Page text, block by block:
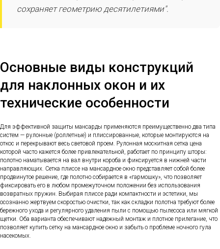
сохраняет геометрию десятилетиями".
Основные виды конструкций
для наклонных окон и их
технические особенности
Для эффективной защиты мансарды применяются преимущественно два типа
систем — рулонные (роллетные) и плиссированные, которые монтируются на
откос и перекрывают весь световой проем. Рулонная москитная сетка цена
которой часто кажется более привлекательной, работает по принципу шторы:
полотно наматывается на вал внутри короба и фиксируется в нижней части
направляющих. Сетка плиссе на мансардное окно представляет собой более
продвинутое решение, где полотно собирается в «гармошку», что позволяет
фиксировать его в любом промежуточном положении без использования
возвратных пружин. Выбирая плиссе ради компактности и эстетики, мы
осознанно жертвуем скоростью очистки, так как складки полотна требуют более
бережного ухода и регулярного удаления пыли с помощью пылесоса или мягкой
щетки. Оба варианта обеспечивают надежный монтаж и плотное прилегание, что
позволяет купить сетку на мансардное окно и забыть о проблеме ночного гула
насекомых.